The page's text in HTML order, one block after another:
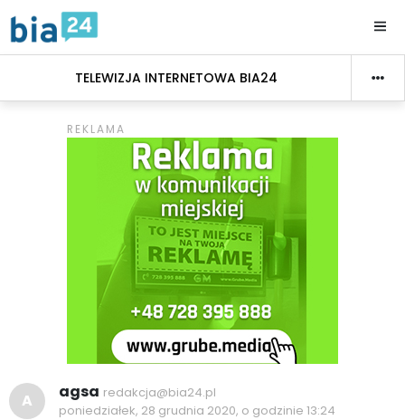
TELEWIZJA INTERNETOWA BIA24
A agsa redakcja@bia24.pl
poniedziałek, 28 grudnia 2020, o godzinie 13:24